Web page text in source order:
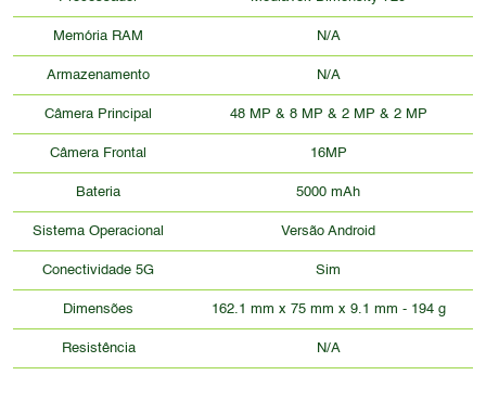
Memória RAM N/A
Armazenamento N/A
Câmera Principal 48 MP & 8 MP & 2 MP & 2 MP
Câmera Frontal 16MP
Bateria 5000 mAh
Sistema Operacional Versão Android
Conectividade 5G Sim
Dimensões 162.1 mm x 75 mm x 9.1 mm - 194 g
Resistência N/A